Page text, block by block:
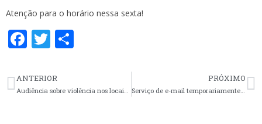
Atenção para o horário nessa sexta!
F
e
b
T
itt
er e
ANTERIOR
Audiência sobre violência nos locais de trabalho da enfermagem
PRÓXIMO
Serviço de e-mail temporariamente indisponível